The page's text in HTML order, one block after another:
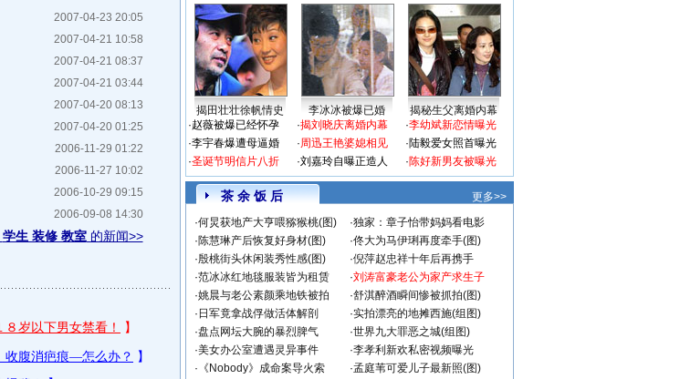
2007-04-23 20:05
2007-04-21 10:58
2007-04-21 08:37
2007-04-21 03:44
2007-04-20 08:13
2007-04-20 01:25
2006-11-29 01:22
2006-11-27 10:02
2006-10-29 09:15
2006-09-08 14:30
学生 装修 教室的新闻>>
揭田壮壮徐帆情史 李冰冰被爆已婚
揭秘生父离婚内幕
·赵薇被爆已经怀孕
·李宇春爆遭母逼婚
·圣诞节明信片八折
·揭刘晓庆离婚内幕
·周迅王艳婆媳相见
·刘嘉玲自曝正造人
·李幼斌新恋情曝光
·陆毅爱女照首曝光
·陈好新男友被曝光
茶 余 饭 后
更多>>
·何炅获地产大亨喂猕猴桃(图) ·独家：章子怡带妈妈看电影
·陈慧琳产后恢复好身材(图) ·佟大为马伊琍再度牵手(图)
·殷桃街头休闲装秀性感(图) ·倪萍赵忠祥十年后再携手
·范冰冰红地毯服装皆为租赁 ·刘涛富豪老公为家产求生子
·姚晨与老公素颜乘地铁被拍 ·舒淇醉酒瞬间惨被抓拍(图)
· 日军竟拿战俘做活体解剖 ·实拍漂亮的地摊西施(组图)
·盘点网坛大腕的暴烈脾气 ·世界九大罪恶之城(组图)
·美女办公室遭遇灵异事件 ·李孝利新欢私密视频曝光
· 《Nobody》成命案导火索 ·孟庭苇可爱儿子最新照(图)